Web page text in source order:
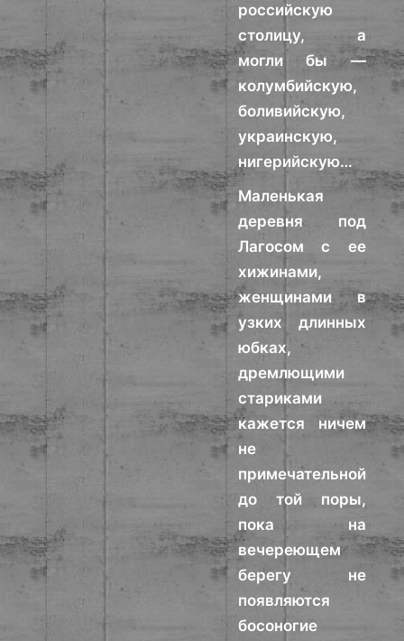
российскую
столицу, а
могли бы —
колумбийскую,
боливийскую,
украинскую,
нигерийскую…
Маленькая
деревня под
Лагосом с ее
хижинами,
женщинами в
узких длинных
юбках,
дремлющими
стариками
кажется ничем
не
примечательной
до той поры,
пока на
вечереющем
берегу не
появляются
босоногие